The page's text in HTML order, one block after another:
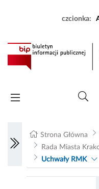
czcionka:
Strona Główna
Rada Miasta
Uchwały RMK